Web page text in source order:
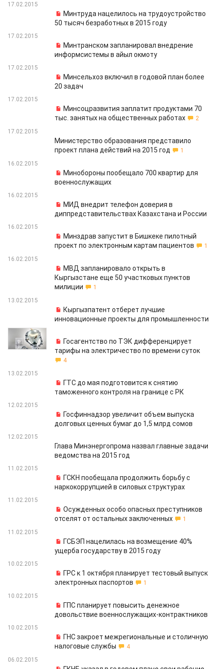
17.02.2015
Минтруда нацелилось на трудоустройство
50 тысяч безработных в 2015 году
17.02.2015
Минтранском запланировал внедрение
информсистемы в айыл окмоту
17.02.2015
Минсельхоз включил в годовой план более
20 задач
17.02.2015
Минсоцразвития заплатит продуктами 70
тыс. занятых на общественных работах
2
17.02.2015
Министерство образования представило
проект плана действий на 2015 год
1
16.02.2015
Минобороны пообещало 700 квартир для
военнослужащих
16.02.2015
МИД внедрит телефон доверия в
диппредставительствах Казахстана и России
16.02.2015
Минздрав запустит в Бишкеке пилотный
проект по электронным картам пациентов
1
16.02.2015
МВД запланировало открыть в
Кыргызстане еще 50 участковых пунктов
милиции
1
13.02.2015
Кыргызпатент отберет лучшие
инновационные проекты для промышленности
13.02.2015
Госагентство по ТЭК дифференцирует
тарифы на электричество по времени суток
4
13.02.2015
ГТС до мая подготовится к снятию
таможенного контроля на границе с РК
12.02.2015
Госфиннадзор увеличит объем выпуска
долговых ценных бумаг до 1,5 млрд сомов
12.02.2015
Глава Минэнергопрома назвал главные задачи
ведомства на 2015 год
11.02.2015
ГСКН пообещала продолжить борьбу с
наркокоррупцией в силовых структурах
11.02.2015
Осужденных особо опасных преступников
отселят от остальных заключенных
1
11.02.2015
ГСБЭП нацелилась на возмещение 40%
ущерба государству в 2015 году
10.02.2015
ГРС к 1 октября планирует тестовый выпуск
электронных паспортов
1
10.02.2015
ГПС планирует повысить денежное
довольствие военнослужащих-контрактников
10.02.2015
ГНС закроет межрегиональные и столичную
налоговые службы
4
06.02.2015